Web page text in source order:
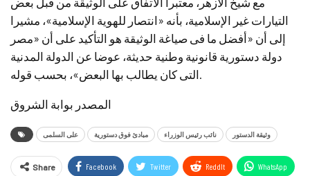
التيارات غير الإسلامية، بأنه «انتصار للهوية الإسلامية»، مشيرا
إلى أن «أفضل ما فى صياغة الوثيقة هو التأكيد على أن «مصر
دولة دستورية قانونية وطنية حديثة، عوضا عن الدولة المدنية
التى كان يطالب بها البعض»، بحسب قوله.
المصدر بوابة الشروق
على السلمى مبادئ فوق دستورية نائب رئيس الوزراء وثيقة الدستور
Share Facebook Twitter ReddIt WhatsApp